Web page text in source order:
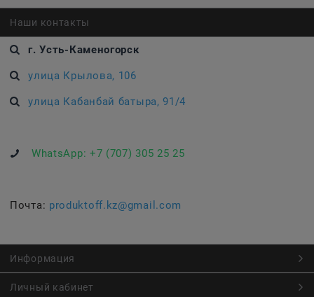
Наши контакты
г. Усть-Каменогорск
улица Крылова, 106
улица Кабанбай батыра, 91/4
WhatsApp: +7 (707) 305 25 25
Почта: produktoff.kz@gmail.com
Информация
Личный кабинет